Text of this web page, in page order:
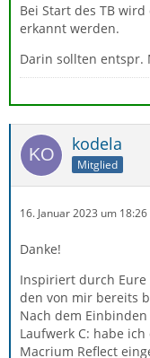
Bei Start des TB
erkannt werden.
Darin sollten entspr.
kodela
Mitglied
16. Januar 2023 um 18:26
Danke!
Inspiriert durch Eure
den von mir bereits
Nach dem
Laufwerk C: habe
Macrium Reflect